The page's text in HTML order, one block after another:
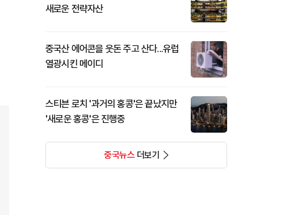
새로운 전략자산
중국산 에어콘을 웃돈 주고 산다...유럽
열광시킨 메이디
스티븐 로치 '과거의 홍콩'은 끝났지만
'새로운 홍콩'은 진행중
중국뉴스더보기